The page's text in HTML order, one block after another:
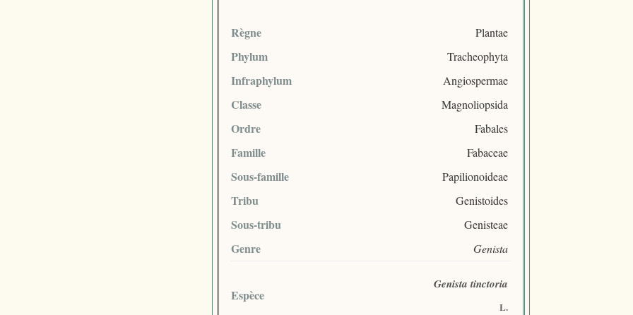
Règne Plantae
Phylum Tracheophyta
Infraphylum Angiospermae
Classe Magnoliopsida
Ordre Fabales
Famille Fabaceae
Sous-famille Papilionoideae
Tribu Genistoides
Sous-tribu Genisteae
Genre Genista
Espèce
Genista tinctoria
L.